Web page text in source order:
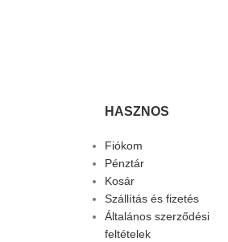
HASZNOS
Fiókom
Pénztár
Kosár
Szállítás és fizetés
Általános szerződési
feltételek